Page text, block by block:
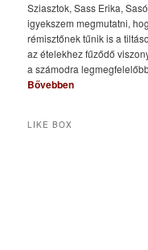
Sziasztok, Sass Erika,
igyekszem megmutatni,
rémisztőnek tűnik is a
az ételekhez fűződő
a számodra
Bővebben
LIKE BOX